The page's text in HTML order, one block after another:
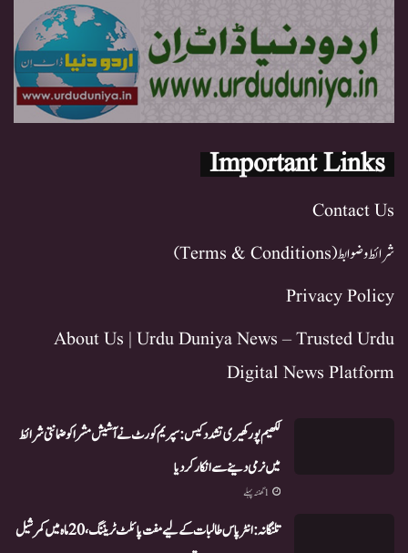
Important Links
Contact Us
شرائط و ضوابط (Terms & Conditions)
Privacy Policy
About Us | Urdu Duniya News – Trusted Urdu
Digital News Platform
لکھیم پور کھیری تشدد کیس: سپریم کورٹ نے آشیش مشرا کو ضمانتی شرائط
میں نرمی دینے سے انکار کر دیا
1 گھنٹہ پہلے
تلنگانہ: انٹر پاس طالبات کے لیے مفت پائلٹ ٹریننگ، 20 ماہ میں کمرشیل